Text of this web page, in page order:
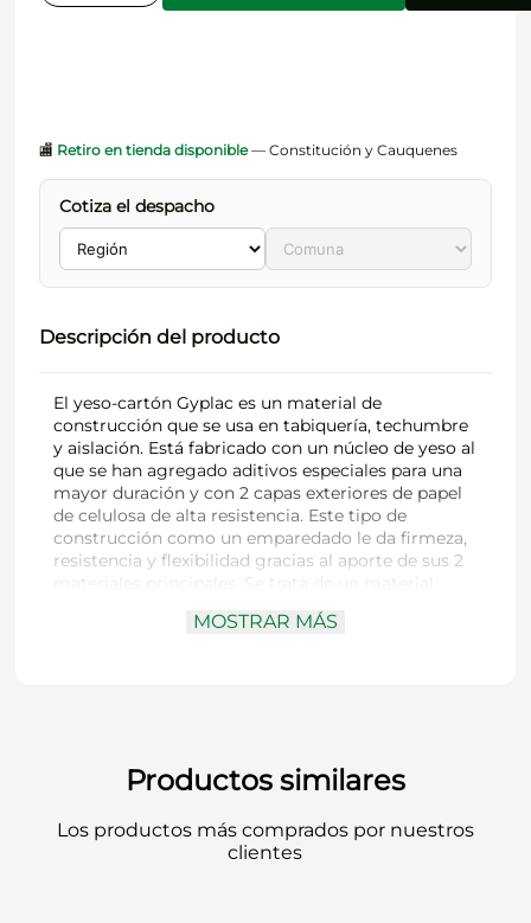
🏬 Retiro en tienda disponible— Constitución y Cauquenes
Cotiza el despacho
Descripción del producto
El yeso-cartón Gyplac es un material de
construcción que se usa en tabiquería, techumbre
y aislación. Está fabricado con un núcleo de yeso al
que se han agregado aditivos especiales para una
mayor duración y con 2 capas exteriores de papel
de celulosa de alta resistencia. Este tipo de
construcción como un emparedado le da firmeza,
resistencia y flexibilidad gracias al aporte de sus 2
materiales principales. Se trata de un material
a deshidratarse y luego a desbaratarse sin arder.
cubierta con algún tipo de revestimiento para
darle una función decorativa. Este material tiene la
muy funcionales en poco tiempo. Otro de los
aspectos para destacar de este product
MOSTRAR MÁS
Productos similares
Los productos más comprados por nuestros
clientes